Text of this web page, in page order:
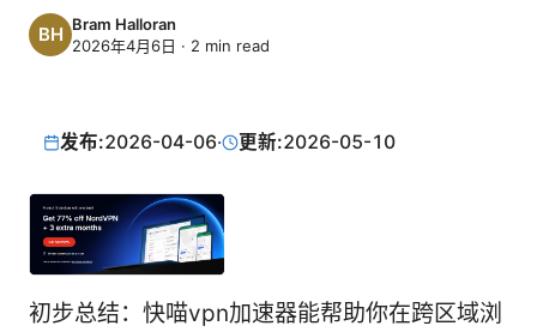
Bram Halloran
2026年4月6日 · 2 min read
发布:2026-04-06· 更新:2026-05-10
初步总结：快喵vpn加速器能帮助你在跨区域浏